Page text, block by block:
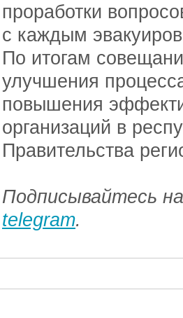
проработки
с каждым
По итогам
улучшения
повышения
организаций в
Правительства
Подписывайтесь
telegram.